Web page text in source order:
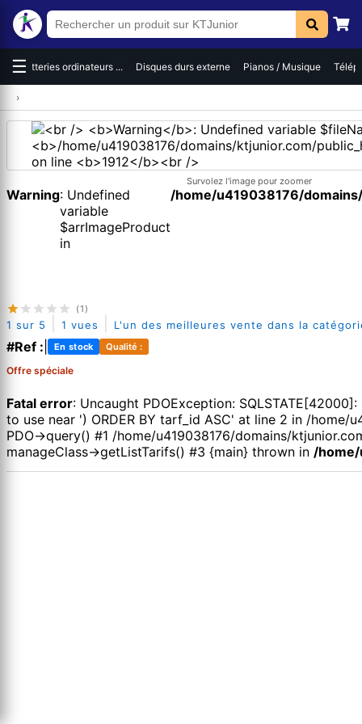
☰Batteries ordinateurs ... Disques durs externe Pianos / Musique
›
Warning: Undefined
variable
$arrImageProduct
in
/home/u419038176/
Survolez l'image pour zoomer
(1)
1 sur 5 1 vues L'un des meilleures vente dans la
#Ref : En stock Qualité :
Offre spéciale
Fatal error: Uncaught PDOException:
to use near ') ORDER BY tarf_id ASC' at line 2 in /
PDO->query() #1 /home/u419038176/domains/
manageClass->getListTarifs() #3 {main} thrown in /